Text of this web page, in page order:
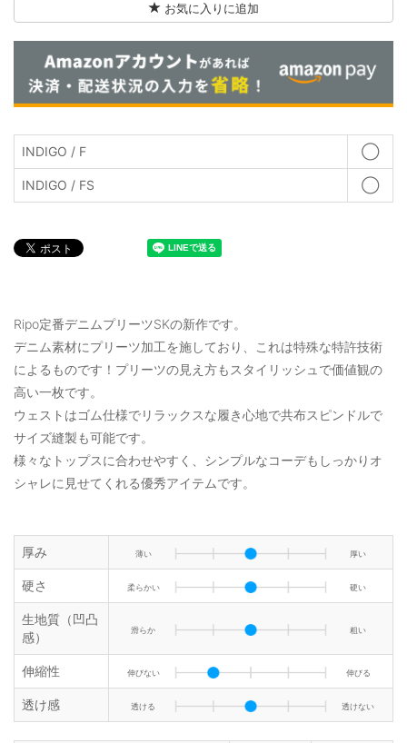
お気に入りに追加
INDIGO / F ◯
INDIGO / FS ◯
Ripo定番デニムプリーツSKの新作です。
デニム素材にプリーツ加工を施しており、これは特殊な特許技術
によるものです！プリーツの見え方もスタイリッシュで価値観の
高い一枚です。
ウェストはゴム仕様でリラックスな履き心地で共布スピンドルで
サイズ縫製も可能です。
様々なトップスに合わせやすく、シンプルなコーデもしっかりオ
シャレに見せてくれる優秀アイテムです。
厚み 薄い 厚い
硬さ 柔らかい 硬い
生地質（凹凸
感）
滑らか 粗い
伸縮性 伸びない 伸びる
透け感 透ける 透けない